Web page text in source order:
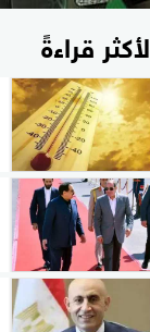
قراءةً